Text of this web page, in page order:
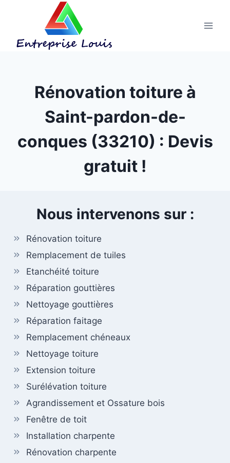
Rénovation toiture à
Saint-pardon-de-
conques (33210) : Devis
gratuit !
Nous intervenons sur :
Rénovation toiture
Remplacement de tuiles
Etanchéité toiture
Réparation gouttières
Nettoyage gouttières
Réparation faitage
Remplacement chéneaux
Nettoyage toiture
Extension toiture
Surélévation toiture
Agrandissement et Ossature bois
Fenêtre de toit
Installation charpente
Rénovation charpente